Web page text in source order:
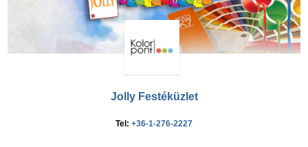
Jolly Festéküzlet
Tel: +36-1-276-2227